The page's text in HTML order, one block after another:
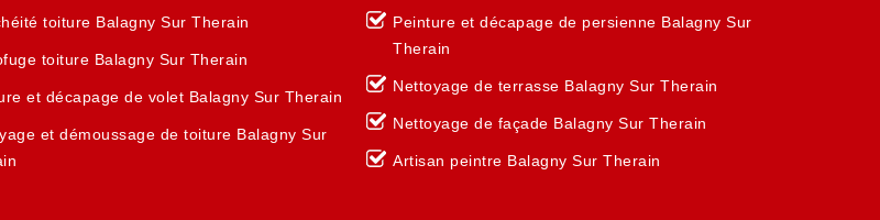
toiture Balagny Sur Therain
toiture Balagny Sur Therain
et décapage de volet Balagny Sur Therain
et démoussage de toiture Balagny Sur
Peinture et décapage de persienne Balagny Sur
Therain
Nettoyage de terrasse Balagny Sur Therain
Nettoyage de façade Balagny Sur Therain
Artisan peintre Balagny Sur Therain